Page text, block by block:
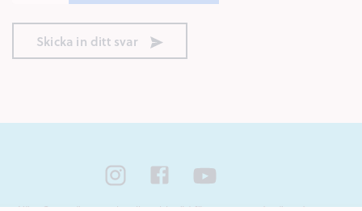
Skicka in ditt svar